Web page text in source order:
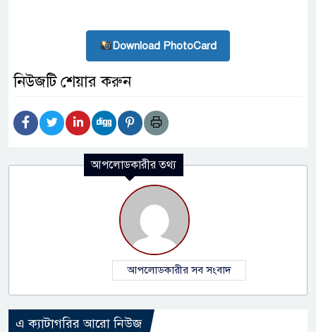
Download PhotoCard
নিউজটি শেয়ার করুন
আপলোডকারীর তথ্য
আপলোডকারীর সব সংবাদ
এ ক্যাটাগরির আরো নিউজ